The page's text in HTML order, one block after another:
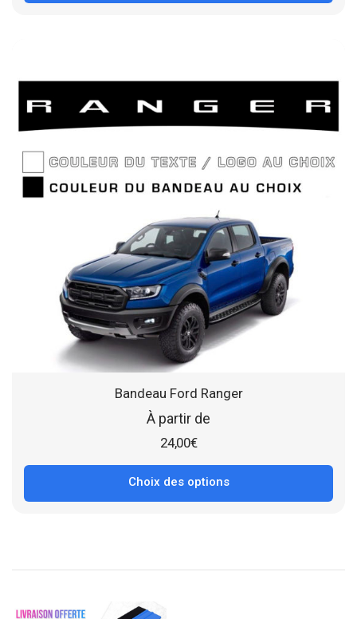
Bandeau Ford Ranger
À partir de
24,00€
Choix des options